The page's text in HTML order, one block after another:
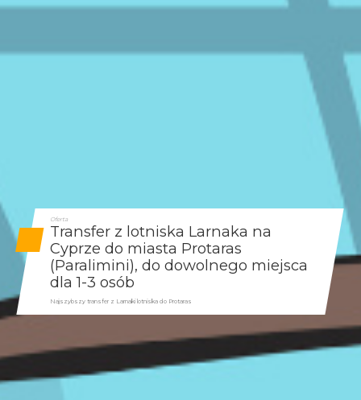
Oferta
Transfer z lotniska Larnaka na
Cyprze do miasta Protaras
(Paralimini), do dowolnego miejsca
dla 1-3 osób
Najszybszy transfer z Larnaki lotniska do Protaras